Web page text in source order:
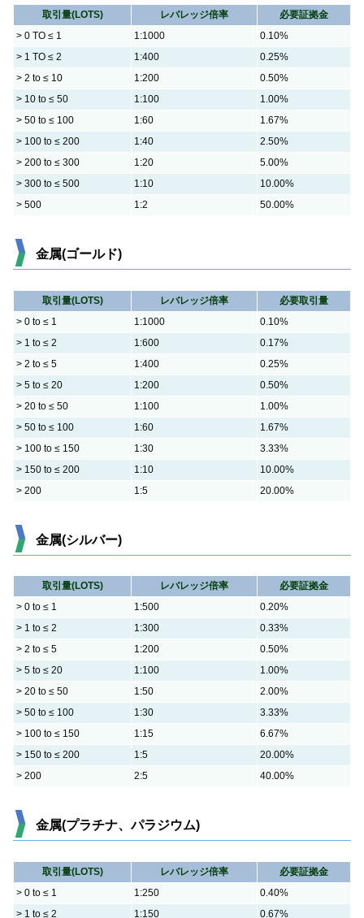
取引量(LOTS) レバレッジ倍率
必要証拠金
> 0 TO ≤ 1
1:1000
0.10%
> 1 TO ≤ 2
1:400
0.25%
> 2 to ≤ 10
1:200
0.50%
> 10 to ≤ 50
1:100
1.00%
> 50 to ≤ 100
1:60
1.67%
> 100 to ≤ 200
1:40
2.50%
> 200 to ≤ 300
1:20
5.00%
> 300 to ≤ 500
1:10
10.00%
> 500
1:2 50.00%
金属(ゴールド)
取引量(LOTS) レバレッジ倍率
必要取引量
> 0 to ≤ 1
1:1000
0.10%
> 1 to ≤ 2
1:600
0.17%
> 2 to ≤ 5
1:400
0.25%
> 5 to ≤ 20
1:200
0.50%
> 20 to ≤ 50
1:100
1.00%
> 50 to ≤ 100
1:60
1.67%
> 100 to ≤ 150
1:30
3.33%
> 150 to ≤ 200
1:10
10.00%
> 200
1:5 20.00%
金属(シルバー)
取引量(LOTS) レバレッジ倍率
必要証拠金
> 0 to ≤ 1
1:500
0.20%
> 1 to ≤ 2
1:300
0.33%
> 2 to ≤ 5
1:200
0.50%
> 5 to ≤ 20
1:100
1.00%
> 20 to ≤ 50
1:50
2.00%
> 50 to ≤ 100
1:30
3.33%
> 100 to ≤ 150
1:15
6.67%
> 150 to ≤ 200
1:5
20.00%
> 200
2:5 40.00%
金属(プラチナ、パラジウム)
取引量(LOTS) レバレッジ倍率
必要証拠金
> 0 to ≤ 1
1:250
0.40%
> 1 to ≤ 2
1:150
0.67%